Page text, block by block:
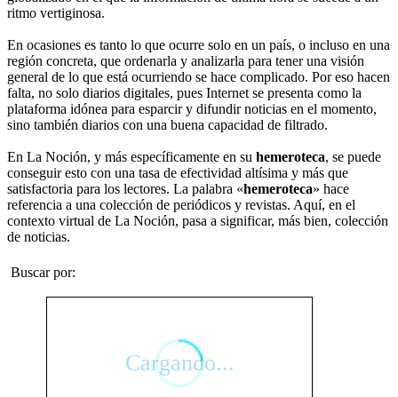
ritmo vertiginosa.
En ocasiones es tanto lo que ocurre solo en un país, o incluso en una
región concreta, que ordenarla y analizarla para tener una visión
general de lo que está ocurriendo se hace complicado. Por eso hacen
falta, no solo diarios digitales, pues Internet se presenta como la
plataforma idónea para esparcir y difundir noticias en el momento,
sino también diarios con una buena capacidad de filtrado.
En La Noción, y más específicamente en su hemeroteca, se puede
conseguir esto con una tasa de efectividad altísima y más que
satisfactoria para los lectores. La palabra «hemeroteca» hace
referencia a una colección de periódicos y revistas. Aquí, en el
contexto virtual de La Noción, pasa a significar, más bien, colección
de noticias.
Buscar por: